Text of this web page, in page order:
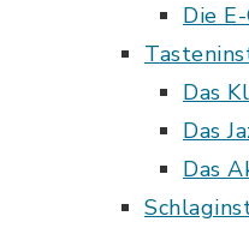
Die
Das
Das
Das